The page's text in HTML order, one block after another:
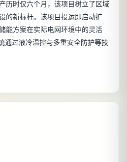
历时仅六个月，该项目树立了区域
的新标杆。该项目投运即启动扩
能方案在实际电网环境中的灵活
通过液冷温控与多重安全防护等技